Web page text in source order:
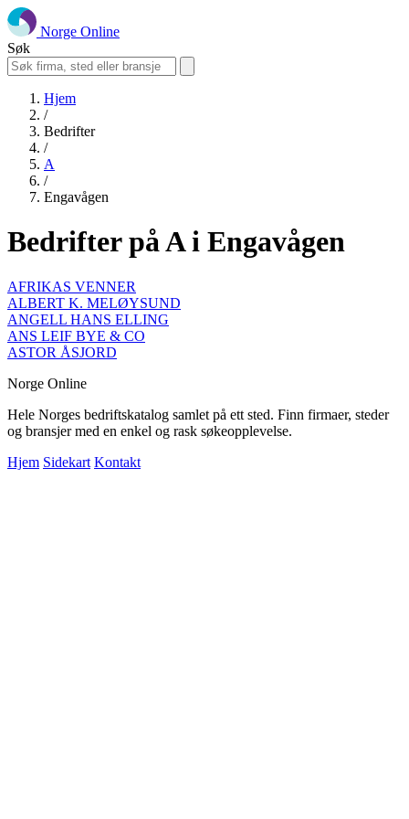
Norge Online
Søk
Hjem
/
Bedrifter
/
A
/
Engavågen
Bedrifter på A i Engavågen
AFRIKAS VENNER
ALBERT K. MELØYSUND
ANGELL HANS ELLING
ANS LEIF BYE & CO
ASTOR ÅSJORD
Norge Online
Hele Norges bedriftskatalog samlet på ett sted. Finn firmaer, steder
og bransjer med en enkel og rask søkeopplevelse.
Hjem Sidekart Kontakt